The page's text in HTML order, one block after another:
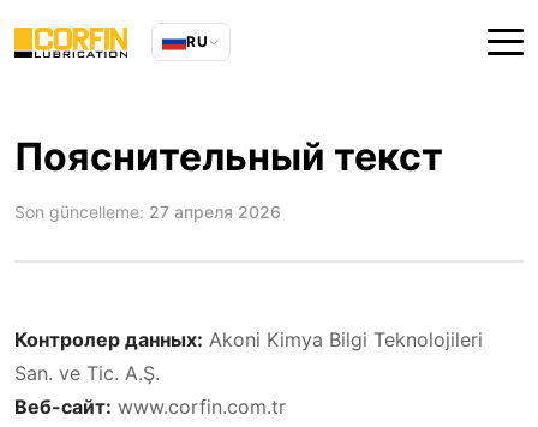
RU
Пояснительный текст
Son güncelleme: 27 апреля 2026
Контролер данных: Akoni Kimya Bilgi Teknolojileri
San. ve Tic. A.Ş.
Веб-сайт: www.corfin.com.tr